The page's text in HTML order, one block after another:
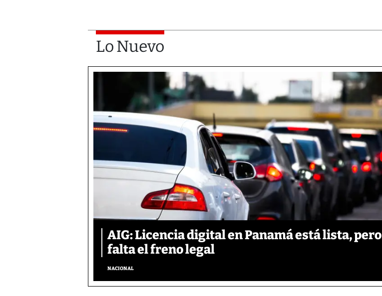
Lo Nuevo
AIG: Licencia digital en Panamá está lista, pero
falta el freno legal
NACIONAL